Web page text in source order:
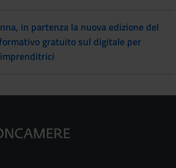
in partenza la nuova edizione del
gratuito sul digitale per